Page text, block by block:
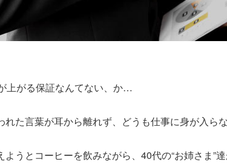
上がる保証なんてない、か…
れた言葉が耳から離れず、どうも仕事に身が入らな
ようとコーヒーを飲みながら、40代の“お姉さま”